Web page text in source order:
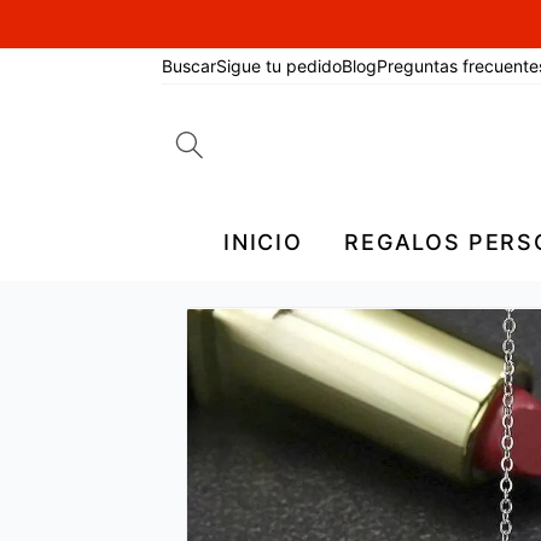
BuscarSigue tu pedidoBlogPreguntas
INICIO REGALOS